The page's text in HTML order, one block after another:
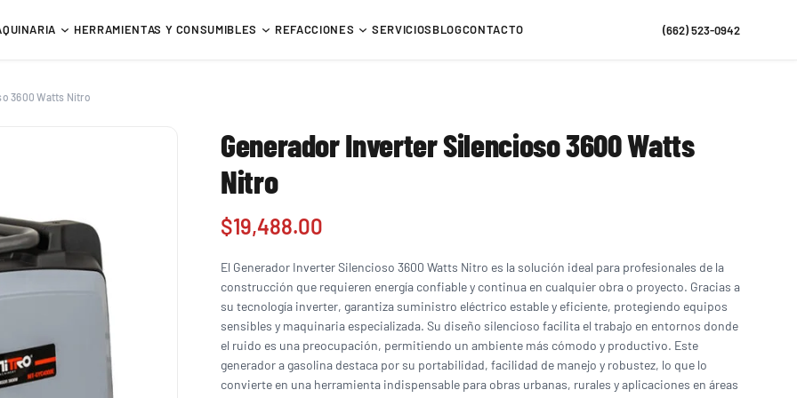
HERRAMIENTAS Y CONSUMIBLES REFACCIONES SERVICIOSBLOGCONTACTO (662) 523-0942
3600 Watts Nitro
Generador Inverter Silencioso 3600 Watts
Nitro
$19,488.00
El Generador Inverter Silencioso 3600 Watts Nitro es la solución ideal para profesionales de la
construcción que requieren energía confiable y continua en cualquier obra o proyecto. Gracias a
su tecnología inverter, garantiza suministro eléctrico estable y eficiente, protegiendo equipos
sensibles y maquinaria especializada. Su diseño silencioso facilita el trabajo en entornos donde
el ruido es una preocupación, permitiendo un ambiente más cómodo y productivo. Este
generador a gasolina destaca por su portabilidad, facilidad de manejo y robustez, lo que lo
convierte en una herramienta indispensable para obras urbanas, rurales y aplicaciones en áreas